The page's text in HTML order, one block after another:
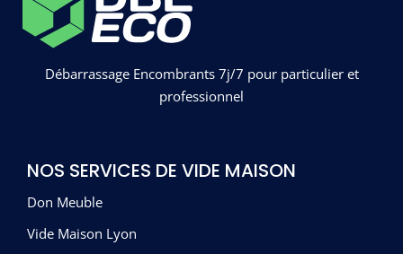
Débarrassage Encombrants 7j/7 pour particulier et
professionnel
NOS SERVICES DE VIDE MAISON
Don Meuble
Vide Maison Lyon